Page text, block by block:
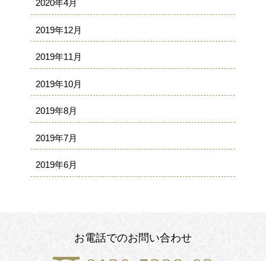
2020年4月
2019年12月
2019年11月
2019年10月
2019年8月
2019年7月
2019年6月
お電話でのお問い合わせ